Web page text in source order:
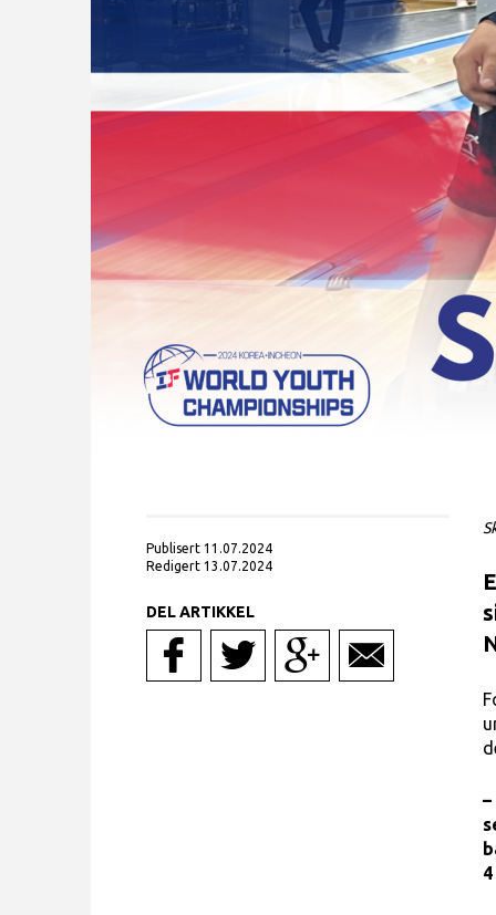
Publisert 11.07.2024
Redigert 13.07.2024
DEL ARTIKKEL